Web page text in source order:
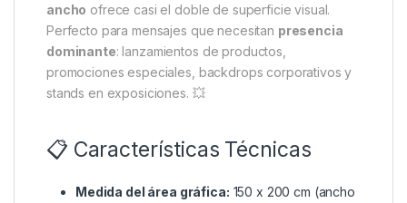
ancho ofrece casi el doble de superficie visual.
Perfecto para mensajes que necesitan presencia
dominante: lanzamientos de productos,
promociones especiales, backdrops corporativos y
stands en exposiciones. 💥
📋 Características Técnicas
Medida del área gráfica: 150 x 200 cm (ancho